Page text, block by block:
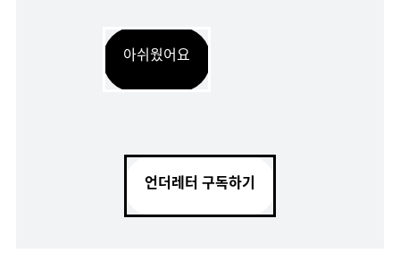
아쉬웠어요
언더레터 구독하기